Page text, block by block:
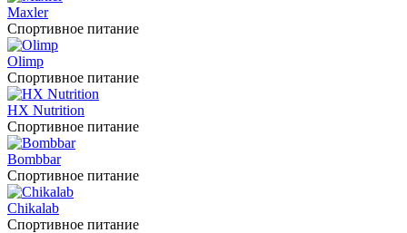
Maxler
Спортивное питание
Olimp
Спортивное питание
HX Nutrition
Спортивное питание
Bombbar
Спортивное питание
Chikalab
Спортивное питание